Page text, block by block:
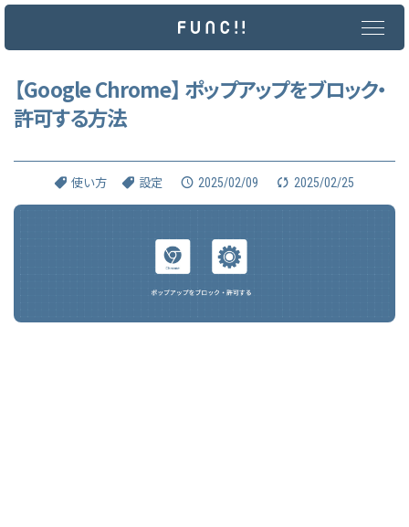
メ
ン
【Google Chrome】 ポップアップをブロック・
許可する方法
使い方 設定 2025/02/09 2025/02/25